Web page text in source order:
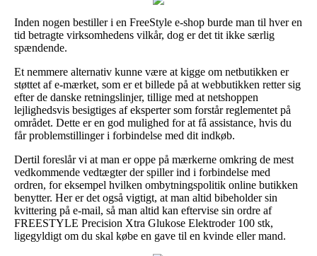
Inden nogen bestiller i en FreeStyle e-shop burde man til hver en
tid betragte virksomhedens vilkår, dog er det tit ikke særlig
spændende.
Et nemmere alternativ kunne være at kigge om netbutikken er
støttet af e-mærket, som er et billede på at webbutikken retter sig
efter de danske retningslinjer, tillige med at netshoppen
lejlighedsvis besigtiges af eksperter som forstår reglementet på
området. Dette er en god mulighed for at få assistance, hvis du
får problemstillinger i forbindelse med dit indkøb.
Dertil foreslår vi at man er oppe på mærkerne omkring de mest
vedkommende vedtægter der spiller ind i forbindelse med
ordren, for eksempel hvilken ombytningspolitik online butikken
benytter. Her er det også vigtigt, at man altid bibeholder sin
kvittering på e-mail, så man altid kan eftervise sin ordre af
FREESTYLE Precision Xtra Glukose Elektroder 100 stk,
ligegyldigt om du skal købe en gave til en kvinde eller mand.